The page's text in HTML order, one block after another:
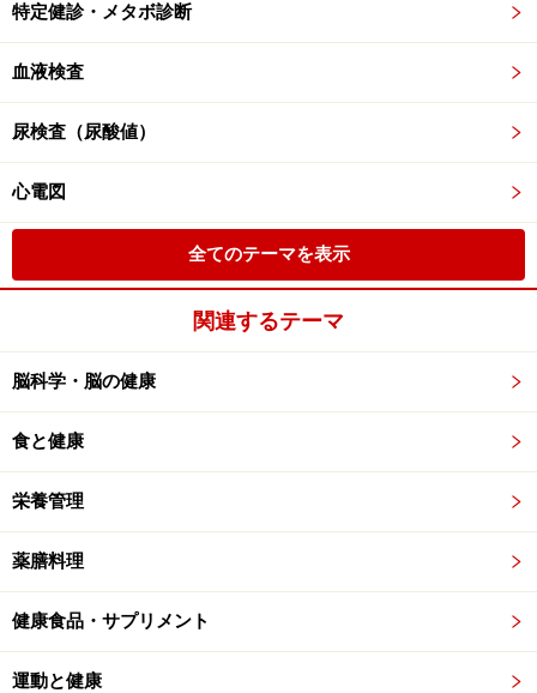
特定健診・メタボ診断
血液検査
尿検査（尿酸値）
心電図
全てのテーマを表示
関連するテーマ
脳科学・脳の健康
食と健康
栄養管理
薬膳料理
健康食品・サプリメント
運動と健康